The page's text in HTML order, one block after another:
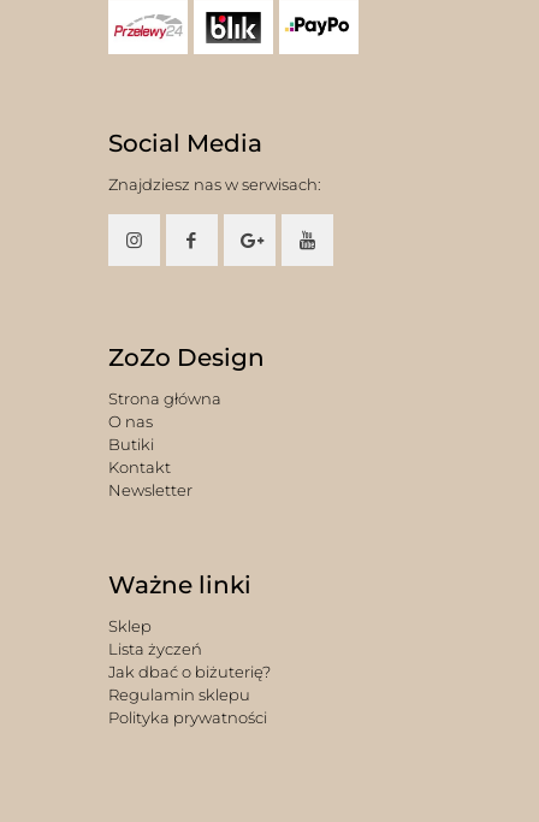
Social Media
Znajdziesz nas w serwisach:
ZoZo Design
Strona główna
O nas
Butiki
Kontakt
Newsletter
Ważne linki
Sklep
Lista życzeń
Jak dbać o biżuterię?
Regulamin sklepu
Polityka prywatności